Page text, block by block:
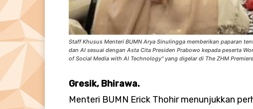
Staff Khusus Menteri BUMN Arya Sinulingga memberikan paparan
dan AI sesuai dengan Asta Cita Presiden Prabowo kepada peserta
of Social Media with AI Technology" yang digelar di The ZHM
Gresik, Bhirawa.
Menteri BUMN Erick Thohir menunjukkan